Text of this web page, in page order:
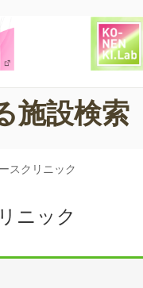
施設検索
スクリニック
ニック